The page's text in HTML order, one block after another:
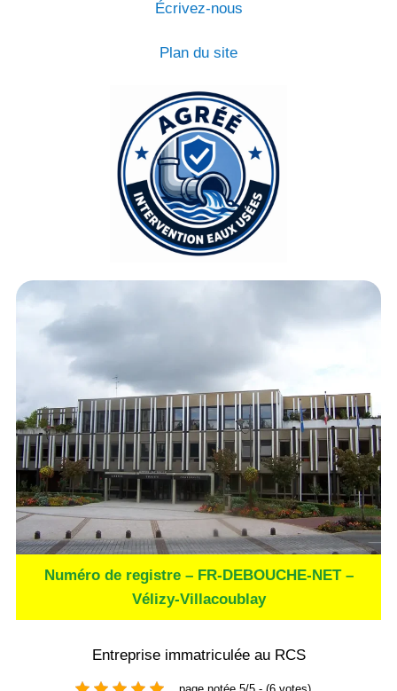
Écrivez-nous
Plan du site
Numéro de registre – FR-DEBOUCHE-NET –
Vélizy-Villacoublay
Entreprise immatriculée au RCS